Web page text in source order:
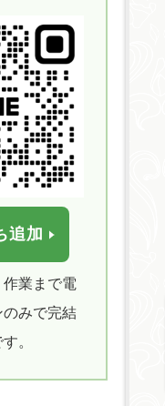
追加
業まで電
みで完結
。